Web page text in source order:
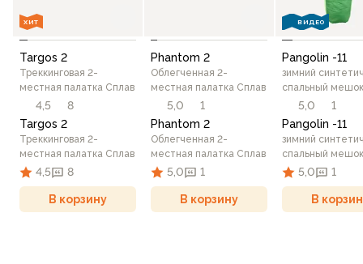
ХИТ
Targos 2
Треккинговая 2-
местная палатка Сплав
4,5
8
Targos 2
Треккинговая 2-
местная палатка Сплав
4,5 8
В корзину
Phantom 2
Облегченная 2-
местная палатка Сплав
5,0
1
Phantom 2
Облегченная 2-
местная палатка Сплав
5,0 1
В корзину
ВИДЕО
Pangolin -11
зимний
спальный
5,0
1
Pangolin -11
зимний
спальный
5,0 1
В